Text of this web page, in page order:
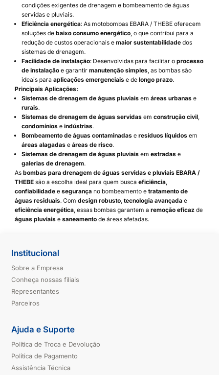
condições exigentes de drenagem e bombeamento de águas
servidas e pluviais.
Eficiência energética: As motobombas EBARA / THEBE oferecem
soluções debaixo consumo energético, o que contribui para a
redução de custos operacionais emaior sustentabilidade dos
sistemas de drenagem.
Facilidade de instalação: Desenvolvidas para facilitar oprocesso
de instalação e garantirmanutenção simples, as bombas são
ideais paraaplicações emergenciais e delongo prazo.
Principais Aplicações:
Sistemas de drenagem de águas pluviais emáreas urbanas e
rurais.
Sistemas de drenagem de águas servidas emconstrução civil,
condomínios eindústrias.
Bombeamento de águas contaminadas eresíduos líquidos em
áreas alagadas eáreas de risco.
Sistemas de drenagem de águas pluviais emestradas e
galerias de drenagem.
As bombas para drenagem de águas servidas e pluviais EBARA /
THEBE são a escolha ideal para quem busca eficiência,
confiabilidade e segurança no bombeamento e tratamento de
águas residuais. Com design robusto, tecnologia avançada e
eficiência energética, essas bombas garantem a remoção eficaz de
águas pluviais e saneamento de áreas afetadas.
Institucional
Sobre a Empresa
Conheça nossas filiais
Representantes
Parceiros
Ajuda e Suporte
Política de Troca e Devolução
Política de Pagamento
Assistência Técnica